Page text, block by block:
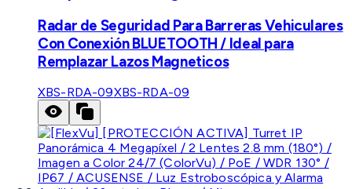
Radar de Seguridad Para Barreras Vehiculares
Con Conexión BLUETOOTH / Ideal para
Remplazar Lazos Magneticos
XBS-RDA-09XBS-RDA-09